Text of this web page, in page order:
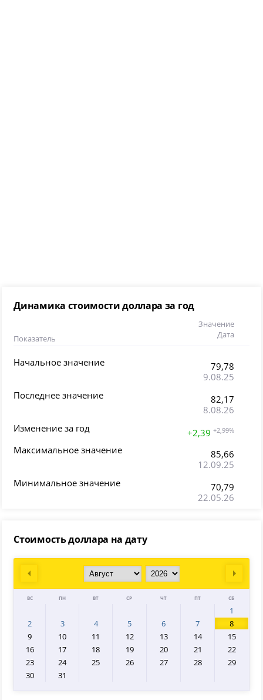
Динамика стоимости доллара за год
Показатель
Значение
Дата
Начальное значение
79,78
9.08.25
Последнее значение
82,17
8.08.26
Изменение за год
+2,39 +2,99%
Максимальное значение
85,66
12.09.25
Минимальное значение
70,79
22.05.26
Стоимость доллара на дату
Prev Next
ВС ПН ВТ СР ЧТ ПТ СБ
1
2
3 4 5 6 7
8
9
10 11 12 13 14
15
16
17 18 19 20 21
22
23
24 25 26 27 28
29
30
31